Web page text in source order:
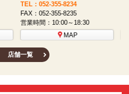
TEL：052-481-0853
FAX：052-481-3587
営業時間：10:00～18:30
MAP
店舗一覧